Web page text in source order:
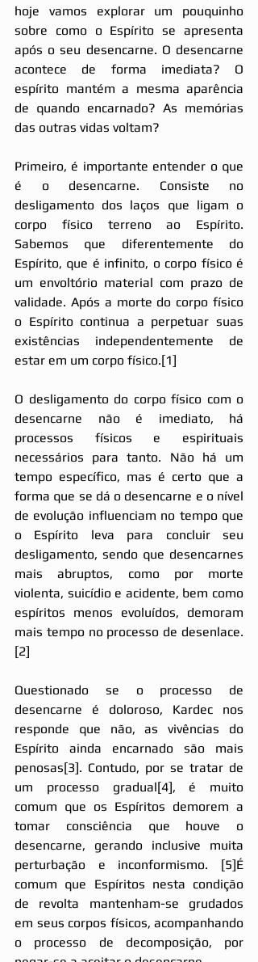
hoje vamos explorar um pouquinho
sobre como o Espírito se apresenta
após o seu desencarne. O desencarne
acontece de forma imediata? O
espírito mantém a mesma aparência
de quando encarnado? As memórias
das outras vidas voltam?
Primeiro, é importante entender o que
é o desencarne. Consiste no
desligamento dos laços que ligam o
corpo físico terreno ao Espírito.
Sabemos que diferentemente do
Espírito, que é infinito, o corpo físico é
um envoltório material com prazo de
validade. Após a morte do corpo físico
o Espírito continua a perpetuar suas
existências independentemente de
estar em um corpo físico.[1]
O desligamento do corpo físico com o
desencarne não é imediato, há
processos físicos e espirituais
necessários para tanto. Não há um
tempo específico, mas é certo que a
forma que se dá o desencarne e o nível
de evolução influenciam no tempo que
o Espírito leva para concluir seu
desligamento, sendo que desencarnes
mais abruptos, como por morte
violenta, suicídio e acidente, bem como
espíritos menos evoluídos, demoram
mais tempo no processo de desenlace.
[2]
Questionado se o processo de
desencarne é doloroso, Kardec nos
responde que não, as vivências do
Espírito ainda encarnado são mais
penosas[3]. Contudo, por se tratar de
um processo gradual[4], é muito
comum que os Espíritos demorem a
tomar consciência que houve o
desencarne, gerando inclusive muita
perturbação e inconformismo. [5]É
comum que Espíritos nesta condição
de revolta mantenham-se grudados
em seus corpos físicos, acompanhando
o processo de decomposição, por